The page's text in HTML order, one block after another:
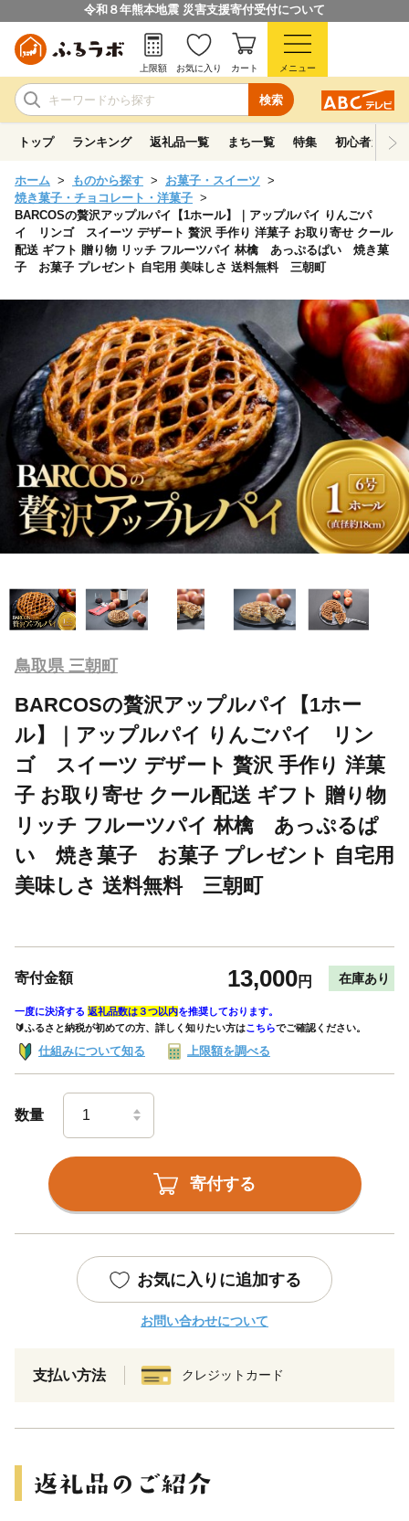
令和８年熊本地震 災害支援寄付受付について
検索
上限額 お気に入り カート メニュー
トップ ランキング 返礼品一覧 まち一覧 特集 初心者ガイド
ホーム ものから探す
お菓子・スイーツ
焼き菓子・チョコレート・洋菓子
BARCOSの贅沢アップルパイ【1ホール】｜アップルパイ りんごパ
イ リンゴ スイーツ デザート 贅沢 手作り 洋菓子 お取り寄せ クール
配送 ギフト 贈り物 リッチ フルーツパイ 林檎 あっぷるぱい 焼き菓
子 お菓子 プレゼント 自宅用 美味しさ 送料無料 三朝町
鳥取県 三朝町
BARCOSの贅沢アップルパイ【1ホー
ル】｜アップルパイ りんごパイ リン
ゴ スイーツ デザート 贅沢 手作り 洋菓
子 お取り寄せ クール配送 ギフト 贈り物
リッチ フルーツパイ 林檎 あっぷるぱ
い 焼き菓子 お菓子 プレゼント 自宅用
美味しさ 送料無料 三朝町
寄付金額 13,000円 在庫あり
一度に決済する 返礼品数は３つ以内を推奨しております。
🔰ふるさと納税が初めての方、詳しく知りたい方はこちらでご確認ください。
仕組みについて知る 上限額を調べる
数量
寄付する
お気に入りに追加する
お問い合わせについて
支払い方法 クレジットカード